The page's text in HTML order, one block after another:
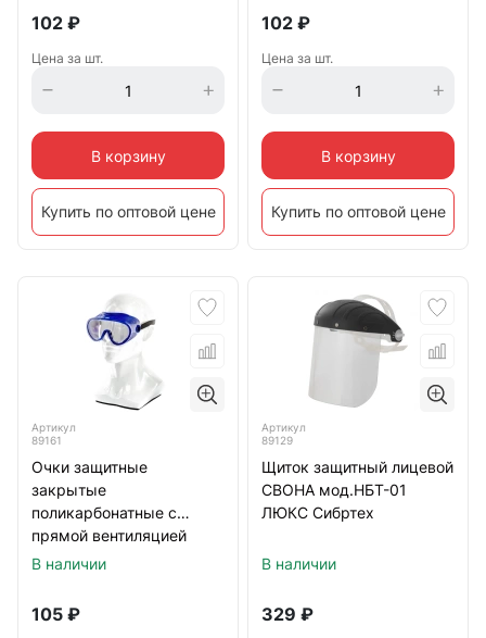
102 ₽
Цена за шт.
В корзину
Купить по оптовой цене
102 ₽
Цена за шт.
В корзину
Купить по оптовой цене
Артикул
89161
Очки защитные
закрытые
поликарбонатные с
прямой вентиляцией
Сибртех
В наличии
105 ₽
Артикул
89129
Щиток защитный лицевой
СВОНА мод.НБТ-01
ЛЮКС Сибртех
В наличии
329 ₽